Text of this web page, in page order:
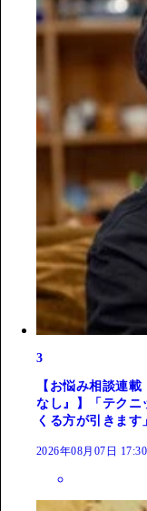
3
【お悩み相談連
なし』】「テクニ
くる方が引きます
2026年08月07日 17:30